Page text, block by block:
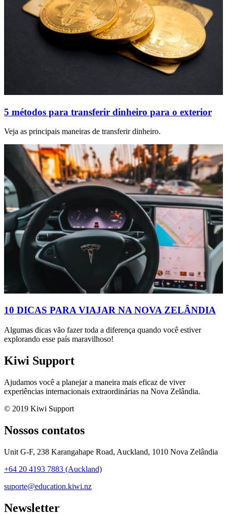
5 métodos para transferir dinheiro para o exterior
Veja as principais maneiras de transferir dinheiro.
10 DICAS PARA VIAJAR NA NOVA ZELÂNDIA
Algumas dicas vão fazer toda a diferença quando você estiver
explorando esse país maravilhoso!
Kiwi Support
Ajudamos você a planejar a maneira mais eficaz de viver
experiências internacionais extraordinárias na Nova Zelândia.
© 2019 Kiwi Support
Nossos contatos
Unit G-F, 238 Karangahape Road, Auckland, 1010 Nova Zelândia
+64 20 4193 7883 (Auckland)
suporte@education.kiwi.nz
Newsletter